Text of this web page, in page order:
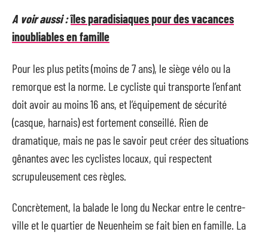
A voir aussi :îles paradisiaques pour des vacances
inoubliables en famille
Pour les plus petits (moins de 7 ans), le siège vélo ou la
remorque est la norme. Le cycliste qui transporte l’enfant
doit avoir au moins 16 ans, et l’équipement de sécurité
(casque, harnais) est fortement conseillé. Rien de
dramatique, mais ne pas le savoir peut créer des situations
gênantes avec les cyclistes locaux, qui respectent
scrupuleusement ces règles.
Concrètement, la balade le long du Neckar entre le centre-
ville et le quartier de Neuenheim se fait bien en famille. La